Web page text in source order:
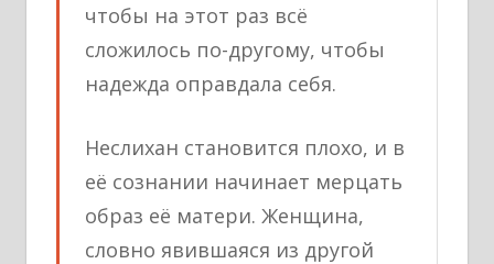
чтобы на этот раз всё
сложилось по-другому, чтобы
надежда оправдала себя.
Неслихан становится плохо, и в
её сознании начинает мерцать
образ её матери. Женщина,
словно явившаяся из другой